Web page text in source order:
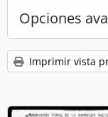
Opciones
Imprimir vista